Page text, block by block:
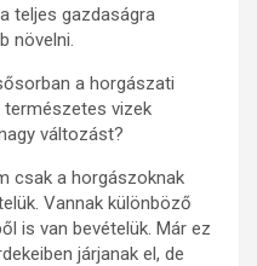
teljes gazdaságra
növelni.
a horgászati
vizek
változást?
csak a horgászoknak
Vannak különböző
is van bevételük. Már ez
járjanak el, de